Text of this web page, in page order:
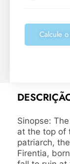
Calcule
Sinopse:
at the top of
patriarch,
Firentia,